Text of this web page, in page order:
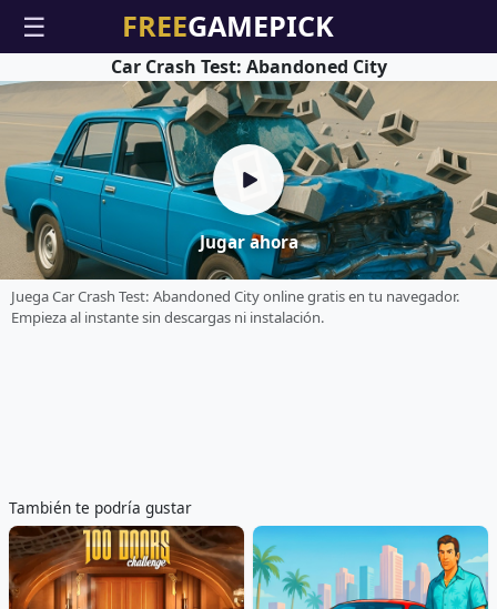
☰
Jugar ahora
Car Crash Test: Abandoned City
Juega Car Crash Test: Abandoned City online gratis en tu navegador.
Empieza al instante sin descargas ni instalación.
También te podría gustar